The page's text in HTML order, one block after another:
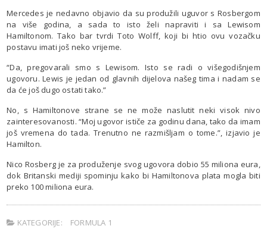
Mercedes je nedavno objavio da su produžili uguvor s Rosbergom
na više godina, a sada to isto želi napraviti i sa Lewisom
Hamiltonom. Tako bar tvrdi Toto Wolff, koji bi htio ovu vozačku
postavu imati još neko vrijeme.
“Da, pregovarali smo s Lewisom. Isto se radi o višegodišnjem
ugovoru. Lewis je jedan od glavnih dijelova našeg tima i nadam se
da će još dugo ostati tako.”
No, s Hamiltonove strane se ne može naslutit neki visok nivo
zainteresovanosti. “Moj ugovor ističe za godinu dana, tako da imam
još vremena do tada. Trenutno ne razmišljam o tome.”, izjavio je
Hamilton.
Nico Rosberg je za produženje svog ugovora dobio 55 miliona eura,
dok Britanski mediji spominju kako bi Hamiltonova plata mogla biti
preko 100 miliona eura.
KATEGORIJE:
FORMULA 1